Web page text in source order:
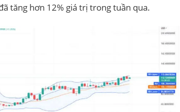
tăng hơn 12% giá trị trong tuần qua.